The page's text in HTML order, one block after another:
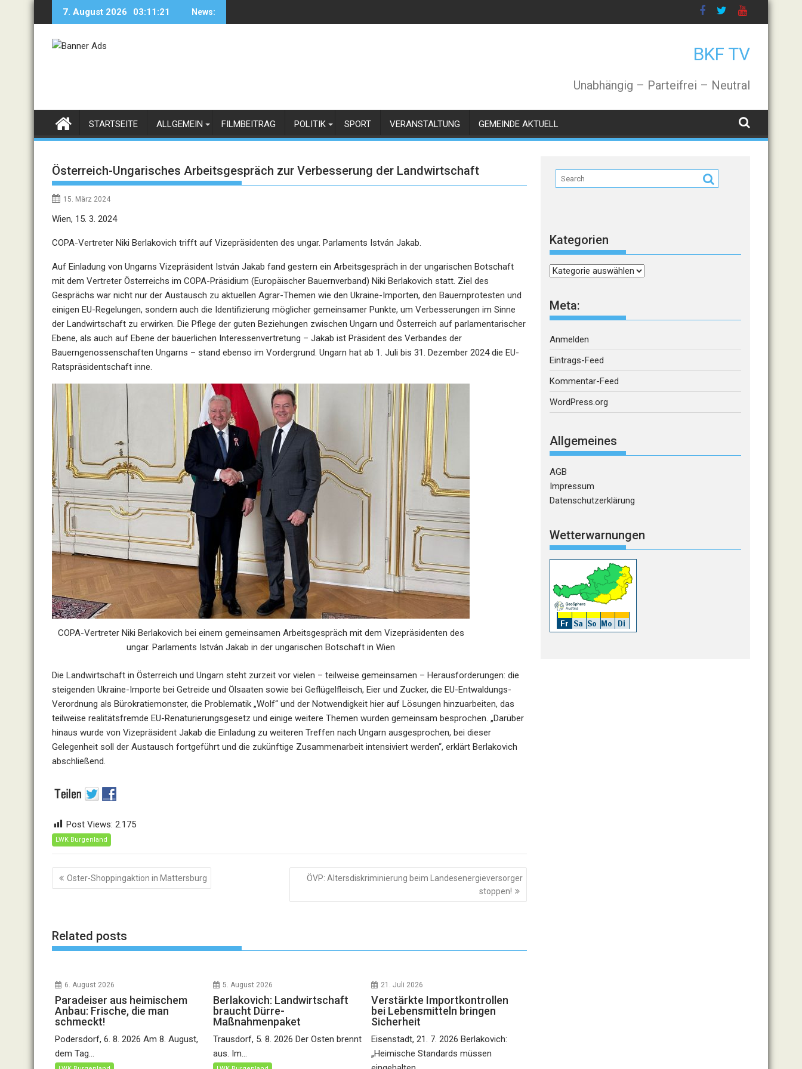
7. August 2026 03:11:21 News:
BKF TV
Unabhängig – Parteifrei – Neutral
STARTSEITE ALLGEMEIN FILMBEITRAG POLITIK SPORT VERANSTALTUNG GEMEINDE AKTUELL
Österreich-Ungarisches Arbeitsgespräch zur Verbesserung der Landwirtschaft
15. März 2024
Wien, 15. 3. 2024
COPA-Vertreter Niki Berlakovich trifft auf Vizepräsidenten des ungar. Parlaments István Jakab.
Auf Einladung von Ungarns Vizepräsident István Jakab fand gestern ein Arbeitsgespräch in der ungarischen Botschaft
mit dem Vertreter Österreichs im COPA-Präsidium (Europäischer Bauernverband) Niki Berlakovich statt. Ziel des
Gesprächs war nicht nur der Austausch zu aktuellen Agrar-Themen wie den Ukraine-Importen, den Bauernprotesten und
einigen EU-Regelungen, sondern auch die Identifizierung möglicher gemeinsamer Punkte, um Verbesserungen im Sinne
der Landwirtschaft zu erwirken. Die Pflege der guten Beziehungen zwischen Ungarn und Österreich auf parlamentarischer
Ebene, als auch auf Ebene der bäuerlichen Interessenvertretung – Jakab ist Präsident des Verbandes der
Bauerngenossenschaften Ungarns – stand ebenso im Vordergrund. Ungarn hat ab 1. Juli bis 31. Dezember 2024 die EU-
Ratspräsidentschaft inne.
COPA-Vertreter Niki Berlakovich bei einem gemeinsamen Arbeitsgespräch mit dem Vizepräsidenten des
ungar. Parlaments István Jakab in der ungarischen Botschaft in Wien
Die Landwirtschaft in Österreich und Ungarn steht zurzeit vor vielen – teilweise gemeinsamen – Herausforderungen: die
steigenden Ukraine-Importe bei Getreide und Ölsaaten sowie bei Geflügelfleisch, Eier und Zucker, die EU-Entwaldungs-
Verordnung als Bürokratiemonster, die Problematik „Wolf“ und der Notwendigkeit hier auf Lösungen hinzuarbeiten, das
teilweise realitätsfremde EU-Renaturierungsgesetz und einige weitere Themen wurden gemeinsam besprochen. „Darüber
hinaus wurde von Vizepräsident Jakab die Einladung zu weiteren Treffen nach Ungarn ausgesprochen, bei dieser
Gelegenheit soll der Austausch fortgeführt und die zukünftige Zusammenarbeit intensiviert werden“, erklärt Berlakovich
abschließend.
Post Views: 2.175
LWK Burgenland
Beitragsnavigation
Oster-Shoppingaktion in Mattersburg
ÖVP: Altersdiskriminierung beim Landesenergieversorger
stoppen!
Related posts
6. August 2026
Paradeiser aus heimischem
Anbau: Frische, die man
schmeckt!
Podersdorf, 6. 8. 2026 Am 8. August,
dem Tag...
5. August 2026
Berlakovich: Landwirtschaft
braucht Dürre-
Maßnahmenpaket
Trausdorf, 5. 8. 2026 Der Osten brennt
aus. Im...
21. Juli 2026
Verstärkte Importkontrollen
bei Lebensmitteln bringen
Sicherheit
Eisenstadt, 21. 7. 2026 Berlakovich:
„Heimische Standards müssen
Kategorien
Kategorien
Meta:
Anmelden
Eintrags-Feed
Kommentar-Feed
WordPress.org
Allgemeines
AGB
Impressum
Datenschutzerklärung
Wetterwarnungen